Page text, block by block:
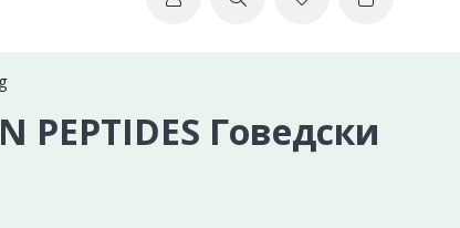
PEPTIDES Говедски